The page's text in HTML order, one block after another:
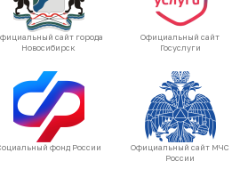
сайт города
Новосибирск
Официальный сайт
Госуслуги
фонд России
Официальный сайт МЧС
России